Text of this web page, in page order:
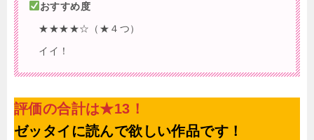
おすすめ度
★★★★☆（★４つ）
イイ！
評価の合計は★13！
ゼッタイに読んで欲しい作品です！